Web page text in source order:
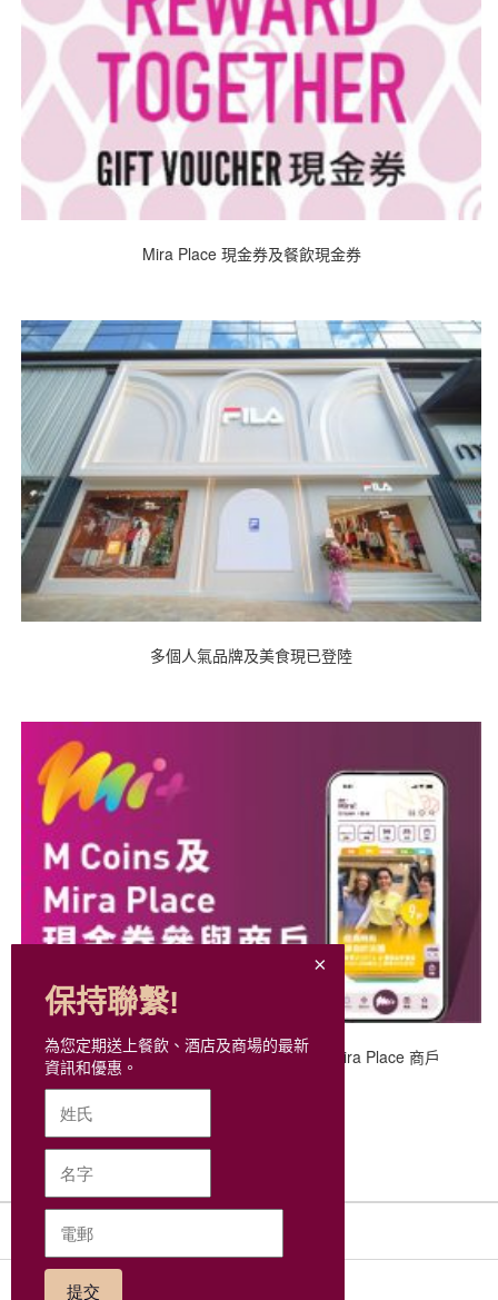
Mira Place 現金券及餐飲現金券
多個人氣品牌及美食現已登陸
接受 M Coins 及 Mira Place 現金券 之 Mira Place 商戶
保持聯繫!
為您定期送上餐飲、酒店及商場的最新
資訊和優惠。